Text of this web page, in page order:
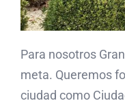
Para nosotros
meta. Queremos
ciudad como